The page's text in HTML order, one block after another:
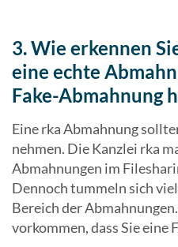
3. Wie erkennen
eine echte
Fake-Abmahnung
Eine rka Abmahnung
nehmen. Die Kanzlei rka
Abmahnungen im
Dennoch tummeln sich
Bereich der
vorkommen, dass Sie eine